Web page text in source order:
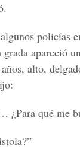
policías
apareció
alto,
¿Para qué me